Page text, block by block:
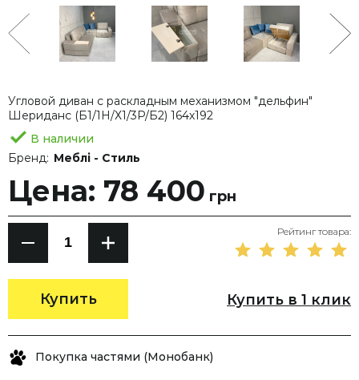
Угловой диван с раскладным механизмом "дельфин"
Шериданс (Б1/1Н/Х1/3Р/Б2) 164х192
В наличии
Бренд: Меблі - Стиль
Цена: 78 400 грн
Купить
Рейтинг товара:
Купить в 1 клик
Покупка частями (Монобанк)